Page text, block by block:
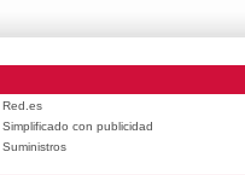
Red.es
Simplificado con publicidad
Suministros